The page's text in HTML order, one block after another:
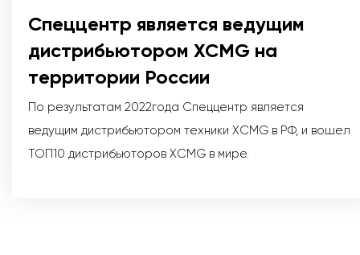
Спеццентр является ведущим
дистрибьютором XCMG на
территории России
По результатам 2022года Спеццентр является
ведущим дистрибьютором техники XCMG в РФ, и вошел
ТОП10 дистрибьюторов XCMG в мире.